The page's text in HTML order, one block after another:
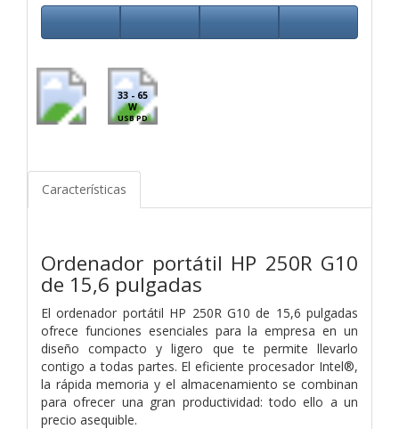
33 - 65
W
USB PD
Características
Ordenador portátil HP 250R G10
de 15,6 pulgadas
El ordenador portátil HP 250R G10 de 15,6 pulgadas
ofrece funciones esenciales para la empresa en un
diseño compacto y ligero que te permite llevarlo
contigo a todas partes. El eficiente procesador Intel®,
la rápida memoria y el almacenamiento se combinan
para ofrecer una gran productividad: todo ello a un
precio asequible.